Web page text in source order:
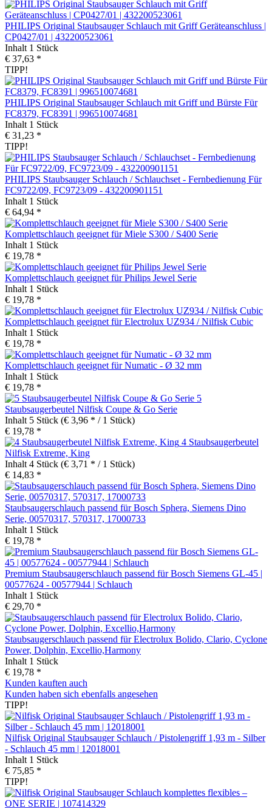
PHILIPS Original Staubsauger Schlauch mit Griff Geräteanschluss |
CP0427/01 | 432200523061
Inhalt 1 Stück
€ 37,63 *
TIPP!
PHILIPS Original Staubsauger Schlauch mit Griff und Bürste Für
FC8379, FC8391 | 996510074681
Inhalt 1 Stück
€ 31,23 *
TIPP!
PHILIPS Staubsauger Schlauch / Schlauchset - Fernbedienung Für
FC9722/09, FC9723/09 - 432200901151
Inhalt 1 Stück
€ 64,94 *
Komplettschlauch geeignet für Miele S300 / S400 Serie
Inhalt 1 Stück
€ 19,78 *
Komplettschlauch geeignet für Philips Jewel Serie
Inhalt 1 Stück
€ 19,78 *
Komplettschlauch geeignet für Electrolux UZ934 / Nilfisk Cubic
Inhalt 1 Stück
€ 19,78 *
Komplettschlauch geeignet für Numatic - Ø 32 mm
Inhalt 1 Stück
€ 19,78 *
5
Staubsaugerbeutel Nilfisk Coupe & Go Serie
Inhalt 5 Stück (€ 3,96 * / 1 Stück)
€ 19,78 *
4 Staubsaugerbeutel
Nilfisk Extreme, King
Inhalt 4 Stück (€ 3,71 * / 1 Stück)
€ 14,83 *
Staubsaugerschlauch passend für Bosch Sphera, Siemens Dino
Serie, 00570317, 570317, 17000733
Inhalt 1 Stück
€ 19,78 *
Premium Staubsaugerschlauch passend für Bosch Siemens GL-45 |
00577624 - 00577944 | Schlauch
Inhalt 1 Stück
€ 29,70 *
Staubsaugerschlauch passend für Electrolux Bolido, Clario, Cyclone
Power, Dolphin, Excellio,Harmony
Inhalt 1 Stück
€ 19,78 *
Kunden kauften auch
Kunden haben sich ebenfalls angesehen
TIPP!
Nilfisk Original Staubsauger Schlauch / Pistolengriff 1,93 m - Silber
- Schlauch 45 mm | 12018001
Inhalt 1 Stück
€ 75,85 *
TIPP!